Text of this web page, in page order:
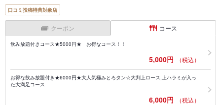
口コミ投稿特典対象店
クーポン コース
飲み放題付きコース★5000円★ お得なコース！！
5,000円 （税込）
お得な飲み放題付き★6000円★大人気極みとろタン☆大判上ロース,上ハラミが入っ
た大満足コース
6,000円 （税込）